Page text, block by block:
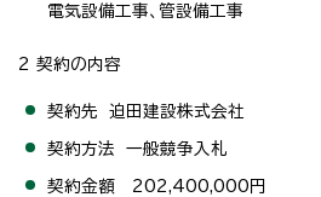
電気設備工事、管設備工事
2 契約の内容
契約先 迫田建設株式会社
契約方法 一般競争入札
契約金額 202,400,000円